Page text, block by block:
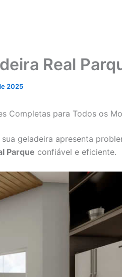
Real
2025
Completas para Todos os
geladeira apresenta
Parque confiável e eficiente.